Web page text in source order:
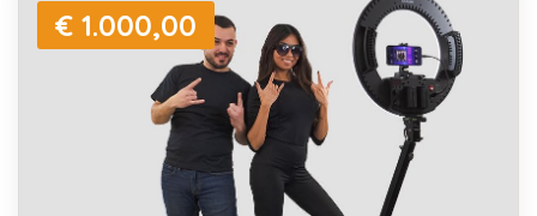
€ 1.000,00